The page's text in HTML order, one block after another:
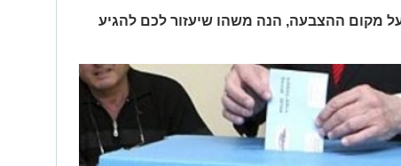
על מקום ההצבעה, הנה משהו שיעזור לכם להגיע